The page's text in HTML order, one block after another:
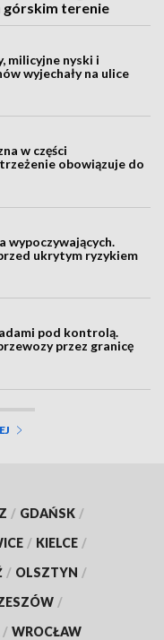
górskim terenie
milicyjne nyski i
wyjechały na ulice
w części
obowiązuje do
wypoczywających.
ukrytym ryzykiem
pod kontrolą.
przez granicę
/ GDAŃSK /
/ KIELCE /
/ OLSZTYN /
/
/ WROCŁAW